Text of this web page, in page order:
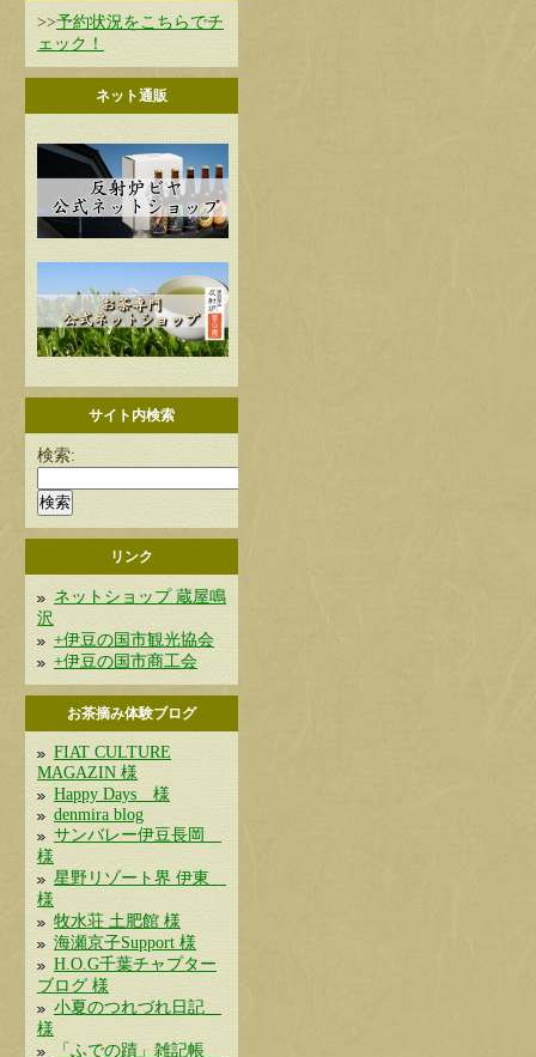
>>予約状況をこちらでチ
ェック！
ネット通販
サイト内検索
検索:
リンク
ネットショップ 蔵屋鳴
沢
+伊豆の国市観光協会
+伊豆の国市商工会
お茶摘み体験ブログ
FIAT CULTURE
MAGAZIN 様
Happy Days 様
denmira blog
サンバレー伊豆長岡
様
星野リゾート界 伊東
様
牧水荘 土肥館 様
海瀬京子Support 様
H.O.G千葉チャプター
ブログ 様
小夏のつれづれ日記
様
「ふでの蹟」雑記帳